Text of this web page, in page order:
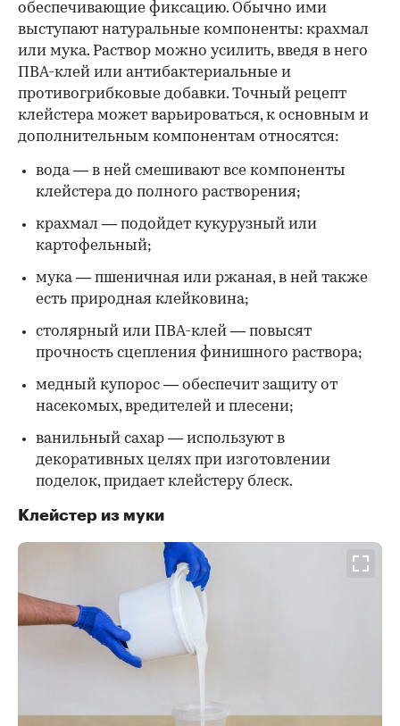
обеспечивающие фиксацию. Обычно ими
выступают натуральные компоненты: крахмал
или мука. Раствор можно усилить, введя в него
ПВА-клей или антибактериальные и
противогрибковые добавки. Точный рецепт
клейстера может варьироваться, к основным и
дополнительным компонентам относятся:
вода — в ней смешивают все компоненты
клейстера до полного растворения;
крахмал — подойдет кукурузный или
картофельный;
мука — пшеничная или ржаная, в ней также
есть природная клейковина;
столярный или ПВА-клей — повысят
прочность сцепления финишного раствора;
медный купорос — обеспечит защиту от
насекомых, вредителей и плесени;
ванильный сахар — используют в
декоративных целях при изготовлении
поделок, придает клейстеру блеск.
Клейстер из муки